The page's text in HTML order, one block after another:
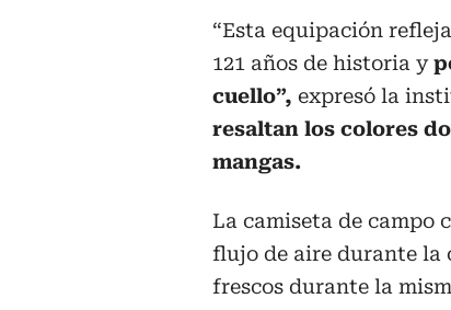
“Esta equipación
121 años de historia y
cuello”, expresó la
resaltan los colores
mangas.
La camiseta de campo
flujo de aire durante la
frescos durante la